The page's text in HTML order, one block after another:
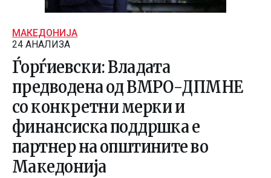
МАКЕДОНИЈА
24 АНАЛИЗА
Ѓорѓиевски: Владата
предводена од ВМРО-ДПМНЕ
со конкретни мерки и
финансиска поддршка е
партнер на општините во
Македонија